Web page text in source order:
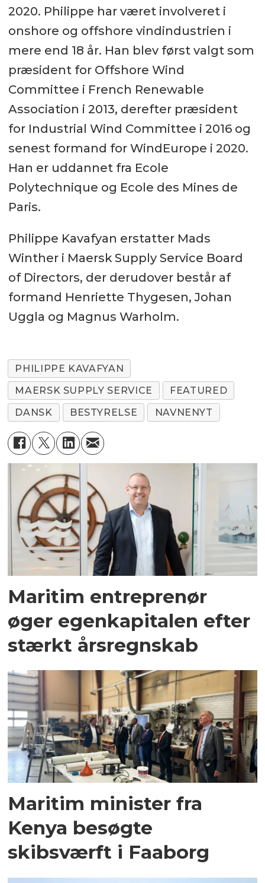
2020. Philippe har været involveret i
onshore og offshore vindindustrien i
mere end 18 år. Han blev først valgt som
præsident for Offshore Wind
Committee i French Renewable
Association i 2013, derefter præsident
for Industrial Wind Committee i 2016 og
senest formand for WindEurope i 2020.
Han er uddannet fra Ecole
Polytechnique og Ecole des Mines de
Paris.
Philippe Kavafyan erstatter Mads
Winther i Maersk Supply Service Board
of Directors, der derudover består af
formand Henriette Thygesen, Johan
Uggla og Magnus Warholm.
PHILIPPE KAVAFYAN
MAERSK SUPPLY SERVICE
FEATURED
DANSK
BESTYRELSE NAVNENYT
Maritim entreprenør
øger egenkapitalen efter
stærkt årsregnskab
Maritim minister fra
Kenya besøgte
skibsværft i Faaborg